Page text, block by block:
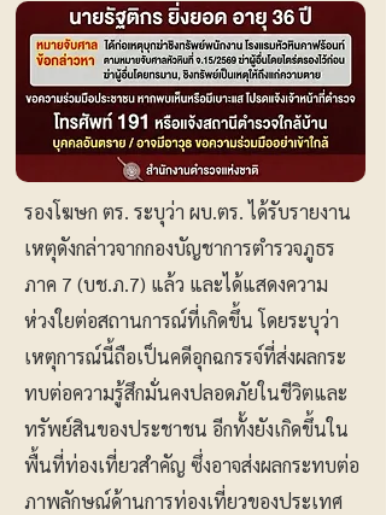
รองโฆษก ตร. ระบุว่า ผบ.ตร. ได้รับรายงาน
เหตุดังกล่าวจากกองบัญชาการตำรวจภูธร
ภาค 7 (บช.ภ.7) แล้ว และได้แสดงความ
ห่วงใยต่อสถานการณ์ที่เกิดขึ้น โดยระบุว่า
เหตุการณ์นี้ถือเป็นคดีอุกฉกรรจ์ที่ส่งผลกระ
ทบต่อความรู้สึกมั่นคงปลอดภัยในชีวิตและ
ทรัพย์สินของประชาชน อีกทั้งยังเกิดขึ้นใน
พื้นที่ท่องเที่ยวสำคัญ ซึ่งอาจส่งผลกระทบต่อ
ภาพลักษณ์ด้านการท่องเที่ยวของประเทศ